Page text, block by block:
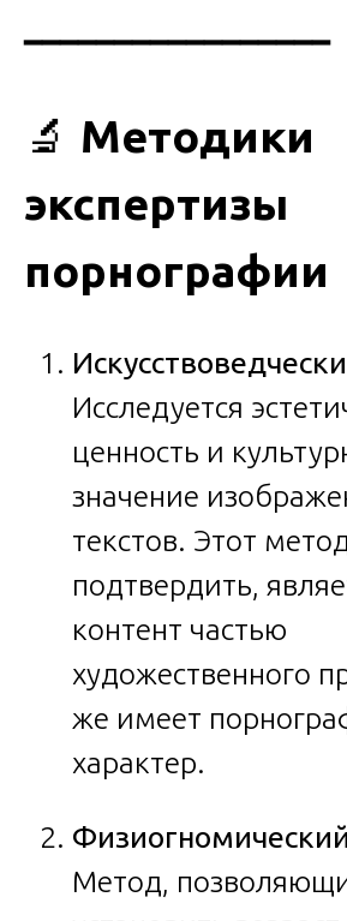
━━━━━━━━━━━━━━━━━
🔬 Методики
экспертизы
порнографии
Исследуется
ценность и
значение
текстов. Этот
подтвердить,
контент частью
художественного
же имеет
характер.
Метод,